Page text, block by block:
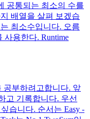
공통되는 최소의 수를
배열을 살펴 보겠습
최소수입니다. 오름
사용한다. Runtime
공부하려고합니다. 앞
고 기록합니다. 우선
습니다. 순서는 Easy -